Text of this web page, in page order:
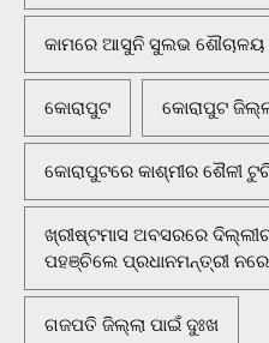
କାମରେ ଆସୁନି ସୁଲଭ ଶୌଚାଳୟ
କୋରାପୁଟ କୋରାପୁଟ
କୋରାପୁଟରେ କାଶ୍ମୀର ଶୈଳୀ
ଖ୍ରୀଷ୍ଟମାସ ଅବସରରେ
ପହଞ୍ଚିଲେ ପ୍ରଧାନମନ୍ତ୍ରୀ
ଗଜପତି ଜିଲ୍ଲା ପାଇଁ ଦୁଃଖ